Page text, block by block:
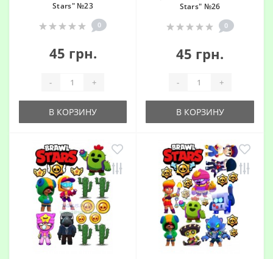
Stars" №23
0
45 грн.
- +
В КОРЗИНУ
Stars" №26
0
45 грн.
- +
В КОРЗИНУ